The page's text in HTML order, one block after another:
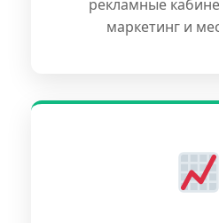
рекламные
маркетинг и